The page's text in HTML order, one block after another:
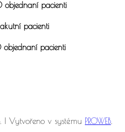
pacienti
pacienti
pacienti
| Vytvořeno v systému PROWEB